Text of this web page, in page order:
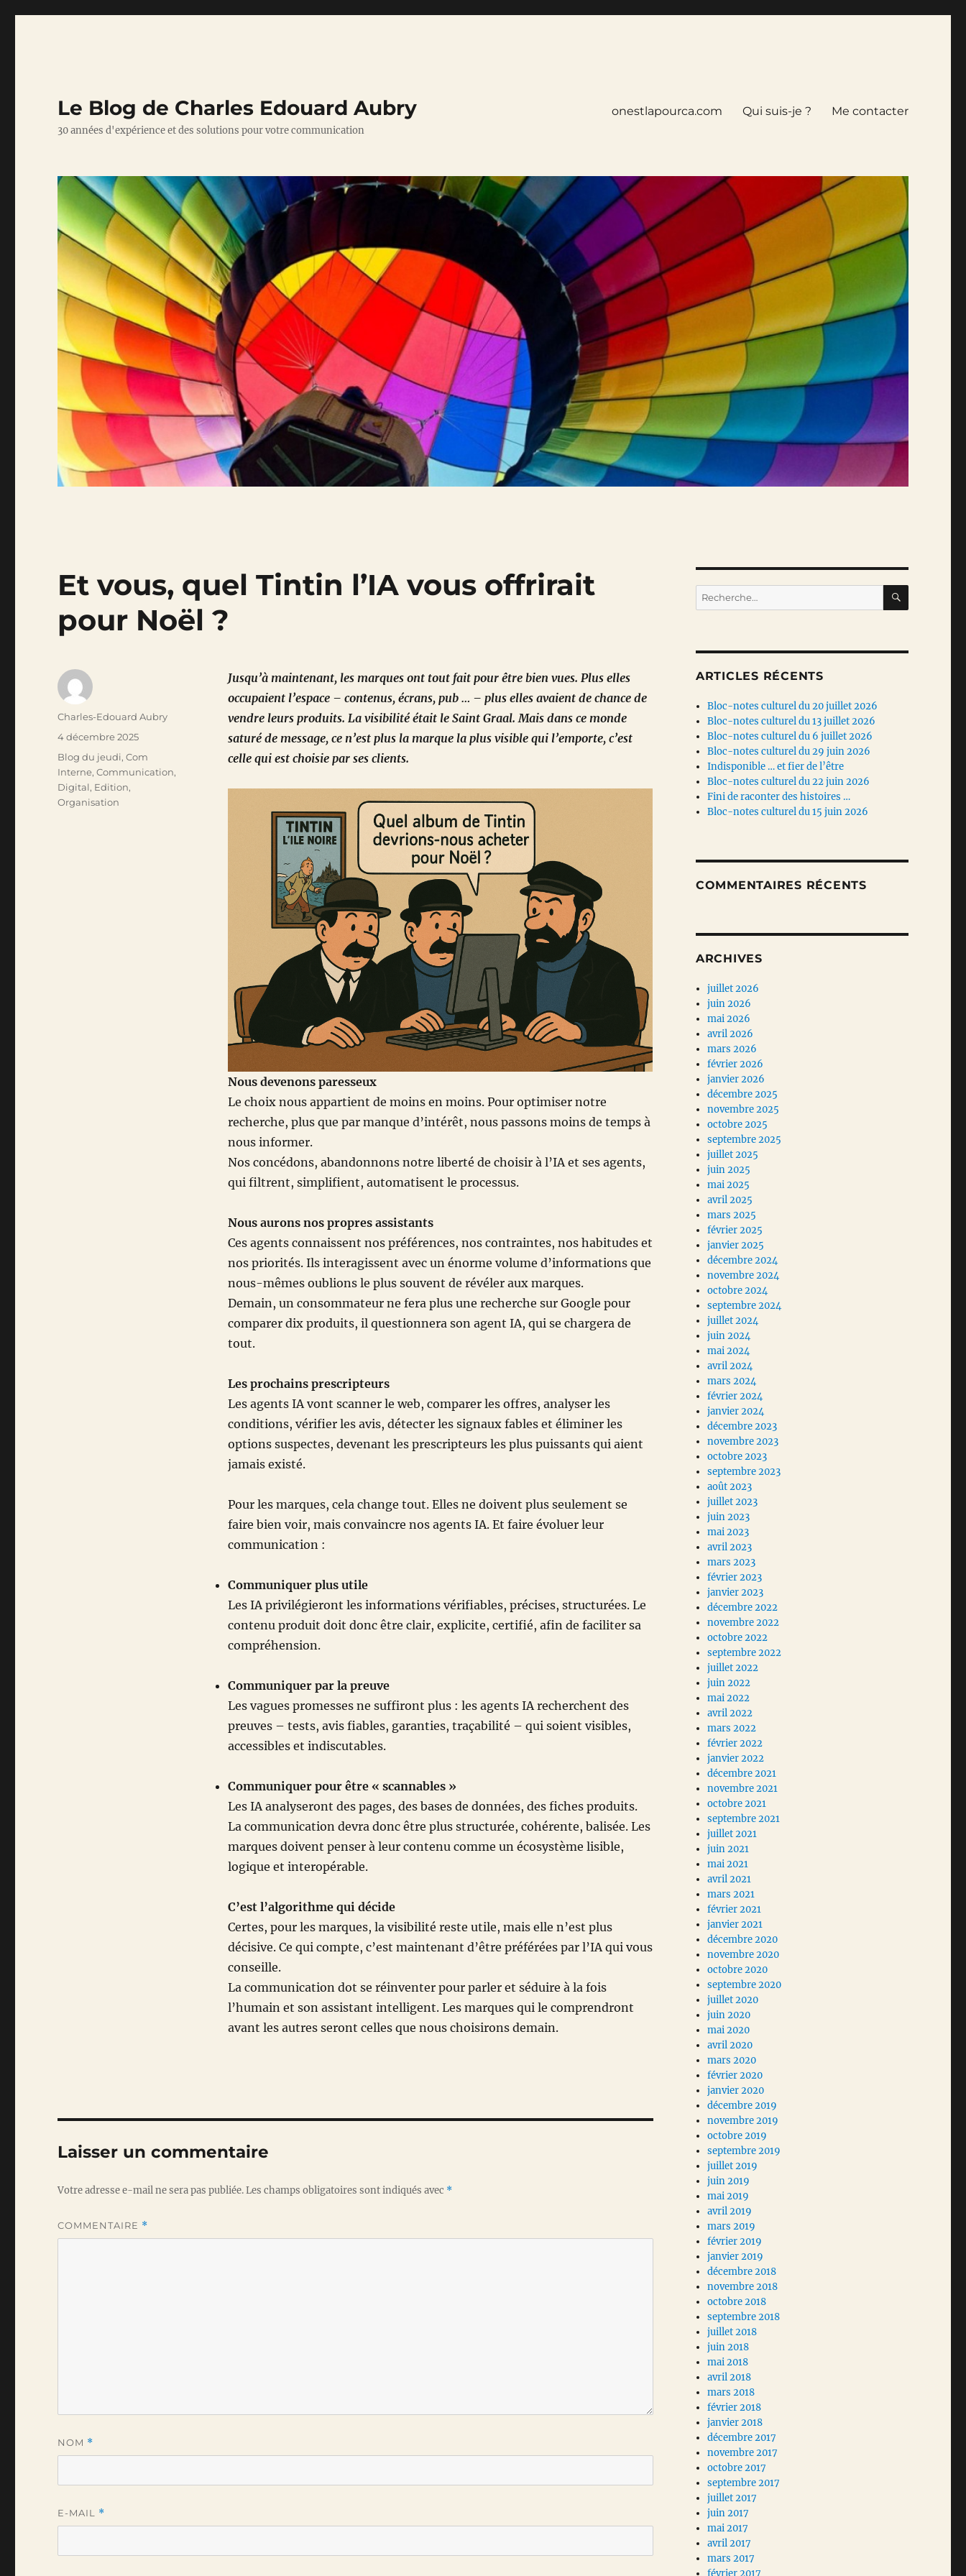
Le Blog de Charles Edouard Aubry
30 années d'expérience et des solutions pour votre communication
onestlapourca.com Qui suis-je ? Me contacter
Et vous, quel Tintin l’IA vous offrirait
pour Noël ?
Jusqu’à maintenant, les marques ont tout fait pour être bien vues. Plus elles
occupaient l’espace – contenus, écrans, pub … – plus elles avaient de chance de
vendre leurs produits. La visibilité était le Saint Graal. Mais dans ce monde
saturé de message, ce n’est plus la marque la plus visible qui l’emporte, c’est
celle qui est choisie par ses clients.
Nous devenons paresseux
Le choix nous appartient de moins en moins. Pour optimiser notre
recherche, plus que par manque d’intérêt, nous passons moins de temps à
nous informer.
Nos concédons, abandonnons notre liberté de choisir à l’IA et ses agents,
qui filtrent, simplifient, automatisent le processus.
Nous aurons nos propres assistants
Ces agents connaissent nos préférences, nos contraintes, nos habitudes et
nos priorités. Ils interagissent avec un énorme volume d’informations que
nous-mêmes oublions le plus souvent de révéler aux marques.
Demain, un consommateur ne fera plus une recherche sur Google pour
comparer dix produits, il questionnera son agent IA, qui se chargera de
tout.
Les prochains prescripteurs
Les agents IA vont scanner le web, comparer les offres, analyser les
conditions, vérifier les avis, détecter les signaux fables et éliminer les
options suspectes, devenant les prescripteurs les plus puissants qui aient
jamais existé.
Pour les marques, cela change tout. Elles ne doivent plus seulement se
faire bien voir, mais convaincre nos agents IA. Et faire évoluer leur
communication :
Communiquer plus utile
Les IA privilégieront les informations vérifiables, précises, structurées. Le
contenu produit doit donc être clair, explicite, certifié, afin de faciliter sa
compréhension.
Communiquer par la preuve
Les vagues promesses ne suffiront plus : les agents IA recherchent des
preuves – tests, avis fiables, garanties, traçabilité – qui soient visibles,
accessibles et indiscutables.
Communiquer pour être « scannables »
Les IA analyseront des pages, des bases de données, des fiches produits.
La communication devra donc être plus structurée, cohérente, balisée. Les
marques doivent penser à leur contenu comme un écosystème lisible,
logique et interopérable.
C’est l’algorithme qui décide
Certes, pour les marques, la visibilité reste utile, mais elle n’est plus
décisive. Ce qui compte, c’est maintenant d’être préférées par l’IA qui vous
conseille.
La communication dot se réinventer pour parler et séduire à la fois
l’humain et son assistant intelligent. Les marques qui le comprendront
avant les autres seront celles que nous choisirons demain.
Auteur
Charles-Edouard Aubry
Publié
le
4 décembre 2025
Catégories
Blog du jeudi,Com
Interne,Communication,
Digital, Edition,
Organisation
Laisser un commentaire
Votre adresse e-mail ne sera pas publiée.Les champs obligatoires sont indiqués avec *
COMMENTAIRE *
NOM *
E-MAIL *
Recherche
pour :
ARTICLES RÉCENTS
Bloc-notes culturel du 20 juillet 2026
Bloc-notes culturel du 13 juillet 2026
Bloc-notes culturel du 6 juillet 2026
Bloc-notes culturel du 29 juin 2026
Indisponible … et fier de l’être
Bloc-notes culturel du 22 juin 2026
Fini de raconter des histoires …
Bloc-notes culturel du 15 juin 2026
COMMENTAIRES RÉCENTS
ARCHIVES
juillet 2026
juin 2026
mai 2026
avril 2026
mars 2026
février 2026
janvier 2026
décembre 2025
novembre 2025
octobre 2025
septembre 2025
juillet 2025
juin 2025
mai 2025
avril 2025
mars 2025
février 2025
janvier 2025
décembre 2024
novembre 2024
octobre 2024
septembre 2024
juillet 2024
juin 2024
mai 2024
avril 2024
mars 2024
février 2024
janvier 2024
décembre 2023
novembre 2023
octobre 2023
septembre 2023
août 2023
juillet 2023
juin 2023
mai 2023
avril 2023
mars 2023
février 2023
janvier 2023
décembre 2022
novembre 2022
octobre 2022
septembre 2022
juillet 2022
juin 2022
mai 2022
avril 2022
mars 2022
février 2022
janvier 2022
décembre 2021
novembre 2021
octobre 2021
septembre 2021
juillet 2021
juin 2021
mai 2021
avril 2021
mars 2021
février 2021
janvier 2021
décembre 2020
novembre 2020
octobre 2020
septembre 2020
juillet 2020
juin 2020
mai 2020
avril 2020
mars 2020
février 2020
janvier 2020
décembre 2019
novembre 2019
octobre 2019
septembre 2019
juillet 2019
juin 2019
mai 2019
avril 2019
mars 2019
février 2019
janvier 2019
décembre 2018
novembre 2018
octobre 2018
septembre 2018
juillet 2018
juin 2018
mai 2018
avril 2018
mars 2018
février 2018
janvier 2018
décembre 2017
novembre 2017
octobre 2017
septembre 2017
juillet 2017
juin 2017
mai 2017
avril 2017
mars 2017
février 2017